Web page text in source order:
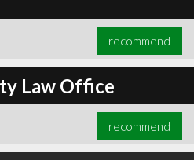
recommend
Law Office
recommend